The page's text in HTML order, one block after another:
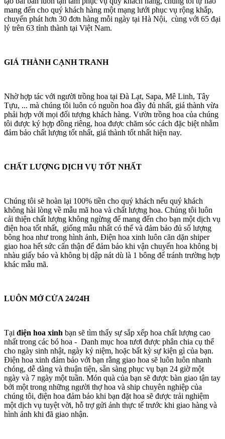
mang đến cho quý khách hàng một mạng lưới phục vụ rộng khắp,
chuyển phát hơn 30 đơn hàng mỗi ngày tại Hà Nội, cùng với 65 đại
lý trên 63 tỉnh thành tại Việt Nam.
GIÁ THÀNH CẠNH TRANH
Nhờ hợp tác với người trồng hoa tại Đà Lạt, Sapa, Mê Linh, Tây
Tựu, ... mà chúng tôi luôn có nguồn hoa đầy đủ nhất, giá thành vừa
phải hợp với mọi đối tượng khách hàng. Vườn trồng hoa của chúng
tôi được ký hợp đồng riêng, hoa được chăm sóc cách đặc biệt nhằm
đảm bảo chất lượng tốt nhất, giá thành tốt nhất hiện nay.
CHẤT LƯỢNG DỊCH VỤ TỐT NHẤT
Chúng tôi sẽ hoàn lại 100% tiền cho quý khách nếu quý khách
không hài lòng về mẫu mã hoa và chất lượng hoa. Chúng tôi luôn
cải thiện chất lượng không ngừng để mang đến cho bạn một dịch vụ
điện hoa tốt nhất, giống mẫu nhất có thể và đảm bảo đủ số lượng
bông hoa như trong hình ảnh, Điện hoa xinh luôn căn dặn shiper
giao hoa hết sức cẩn thận để đảm bảo khi vận chuyển hoa không bị
nhàu giấy báo và không bị dập nát dù là 1 bông để tránh trường hợp
khác mẫu mã.
LUÔN MỞ CỬA 24/24H
Tại điện hoa xinh bạn sẽ tìm thấy sự sắp xếp hoa chất lượng cao
nhất trong các bó hoa - Danh mục hoa tươi được phân chia cụ thể
cho ngày sinh nhật, ngày kỷ niệm, hoặc bất kỳ sự kiện gì của bạn.
Điện hoa xinh đảm bảo với bạn rằng giao hoa sẽ luôn luôn nhanh
chóng, dễ dàng và thuận tiện, sẵn sàng phục vụ bạn 24 giờ một
ngày và 7 ngày một tuần. Món quà của bạn sẽ được bàn giao tận tay
bởi một trong những người thợ hoa và ship chuyên nghiệp của
chúng tôi, điện hoa đảm bảo khi bạn đặt hoa sẽ được trải nghiệm
một dịch vụ tuyệt vời, hỗ trợ gửi ảnh thực tế trước khi giao hàng và
hình ảnh khi đã giao nhận.